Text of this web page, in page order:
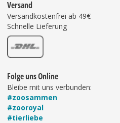
Versand
Versandkostenfrei ab 49€
Schnelle Lieferung
Folge uns Online
Bleibe mit uns verbunden:
#zoosammen
#zooroyal
#tierliebe